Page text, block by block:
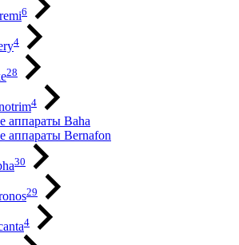
6
4
28
4
аппараты Baha
аппараты Bernafon
30
29
4